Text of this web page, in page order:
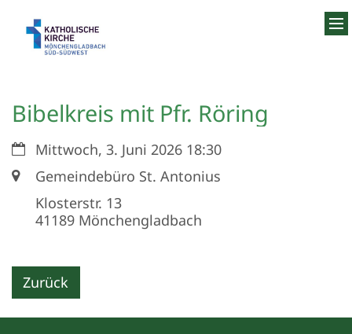
Bibelkreis mit Pfr. Röring
Datum:Mittwoch, 3. Juni 2026 18:30
Ort:Gemeindebüro St. Antonius
Klosterstr. 13
41189 Mönchengladbach
Zurück